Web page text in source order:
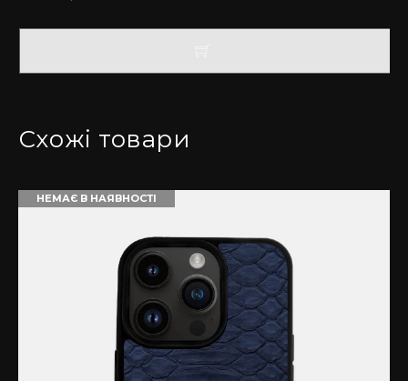
приємно.
Схожі товари
НЕМАЄ В НАЯВНОСТІ